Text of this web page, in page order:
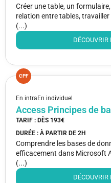
Créer une table, un
relation entre tables,
(...)
CPF
En intraEn individuel
Access Principes de
TARIF : DÈS 193€
DURÉE : À PARTIR DE 2H
Comprendre les bases de
efficacement dans Microsoft
(...)